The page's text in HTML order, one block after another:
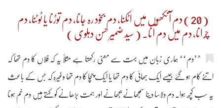
( 20 ) دم آنکھوں میں اٹکنا، دم بخود رہ جانا، دم توڑنا یا ٹوٹنا، دم
چُرانا، دم میں دم آنا۔ ( سید ضمیر حسن دہلوی )
’’دم‘‘ ہماری زبان میں بہت سے معنی رکھتا ہے مثلاً یہ کہ فلاں کا دم تھا کہ
اتنے کام ہو گئے جیسے ایک بھائی کا دم تھا یا ایک چچا کا دم تھا وغیرہ کہ جس کے باعث
یہ سب کچھ ہوا۔ دم دلاسا دینا سمجھانے بجھانے اور ہمت بڑھانے کو کہتے ہیں دم خم ہونا